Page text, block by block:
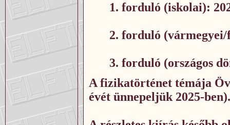
1. forduló (iskolai):
2. forduló (vármegyei/
3. forduló (országos
A fizikatörténet témája
évét ünnepeljük 2025-ben).